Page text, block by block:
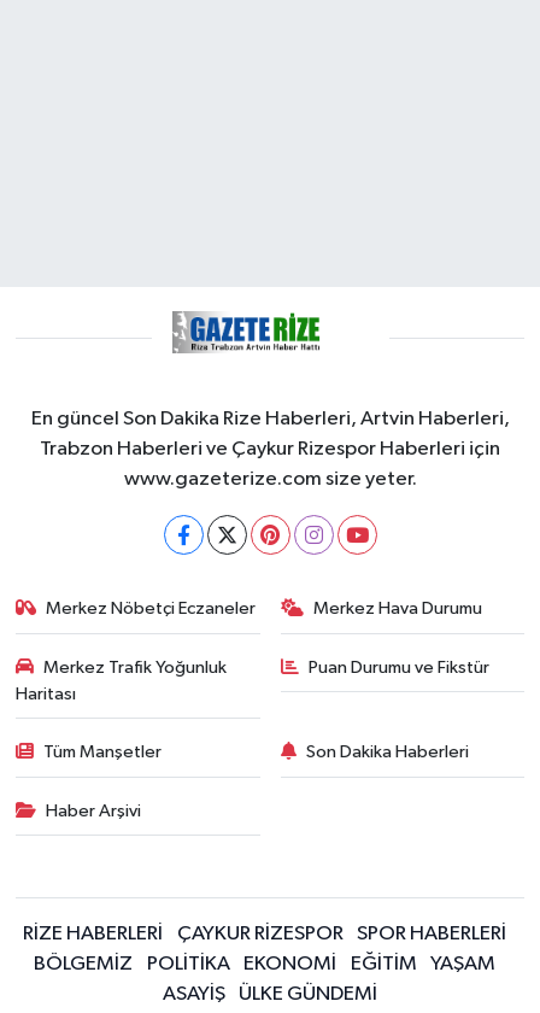
En güncel Son Dakika Rize Haberleri, Artvin Haberleri,
Trabzon Haberleri ve Çaykur Rizespor Haberleri için
www.gazeterize.com size yeter.
Merkez Nöbetçi Eczaneler Merkez Hava Durumu
Merkez Trafik Yoğunluk
Haritası
Puan Durumu ve Fikstür
Tüm Manşetler Son Dakika Haberleri
Haber Arşivi
RİZE HABERLERİ ÇAYKUR RİZESPOR
SPOR HABERLERİ
BÖLGEMİZ
POLİTİKA EKONOMİ EĞİTİM
YAŞAM
ASAYİŞ
ÜLKE GÜNDEMİ